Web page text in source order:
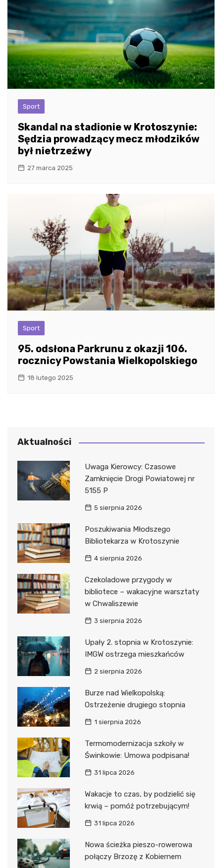
Sport
Skandal na stadionie w Krotoszynie:
Sędzia prowadzący mecz młodzików
był nietrzeźwy
27 marca 2025
Sport
95. odsłona Parkrunu z okazji 106.
rocznicy Powstania Wielkopolskiego
18 lutego 2025
Aktualności
Uwaga Kierowcy: Czasowe
Zamknięcie Drogi Powiatowej nr
5155 P
5 sierpnia 2026
Poszukiwania Młodszego
Bibliotekarza w Krotoszynie
4 sierpnia 2026
Czekoladowe przygody w
bibliotece – wakacyjne warsztaty
w Chwaliszewie
3 sierpnia 2026
Upały 2. stopnia w Krotoszynie:
IMGW ostrzega mieszkańców
2 sierpnia 2026
Burze nad Wielkopolską:
Ostrzeżenie drugiego stopnia
1 sierpnia 2026
Termomodernizacja szkoły w
Świnkowie: Umowa podpisana!
31 lipca 2026
Wakacje to czas, by podzielić się
krwią – pomóż potrzebującym!
31 lipca 2026
Nowa ścieżka pieszo-rowerowa
połączy Brzozę z Kobiernem